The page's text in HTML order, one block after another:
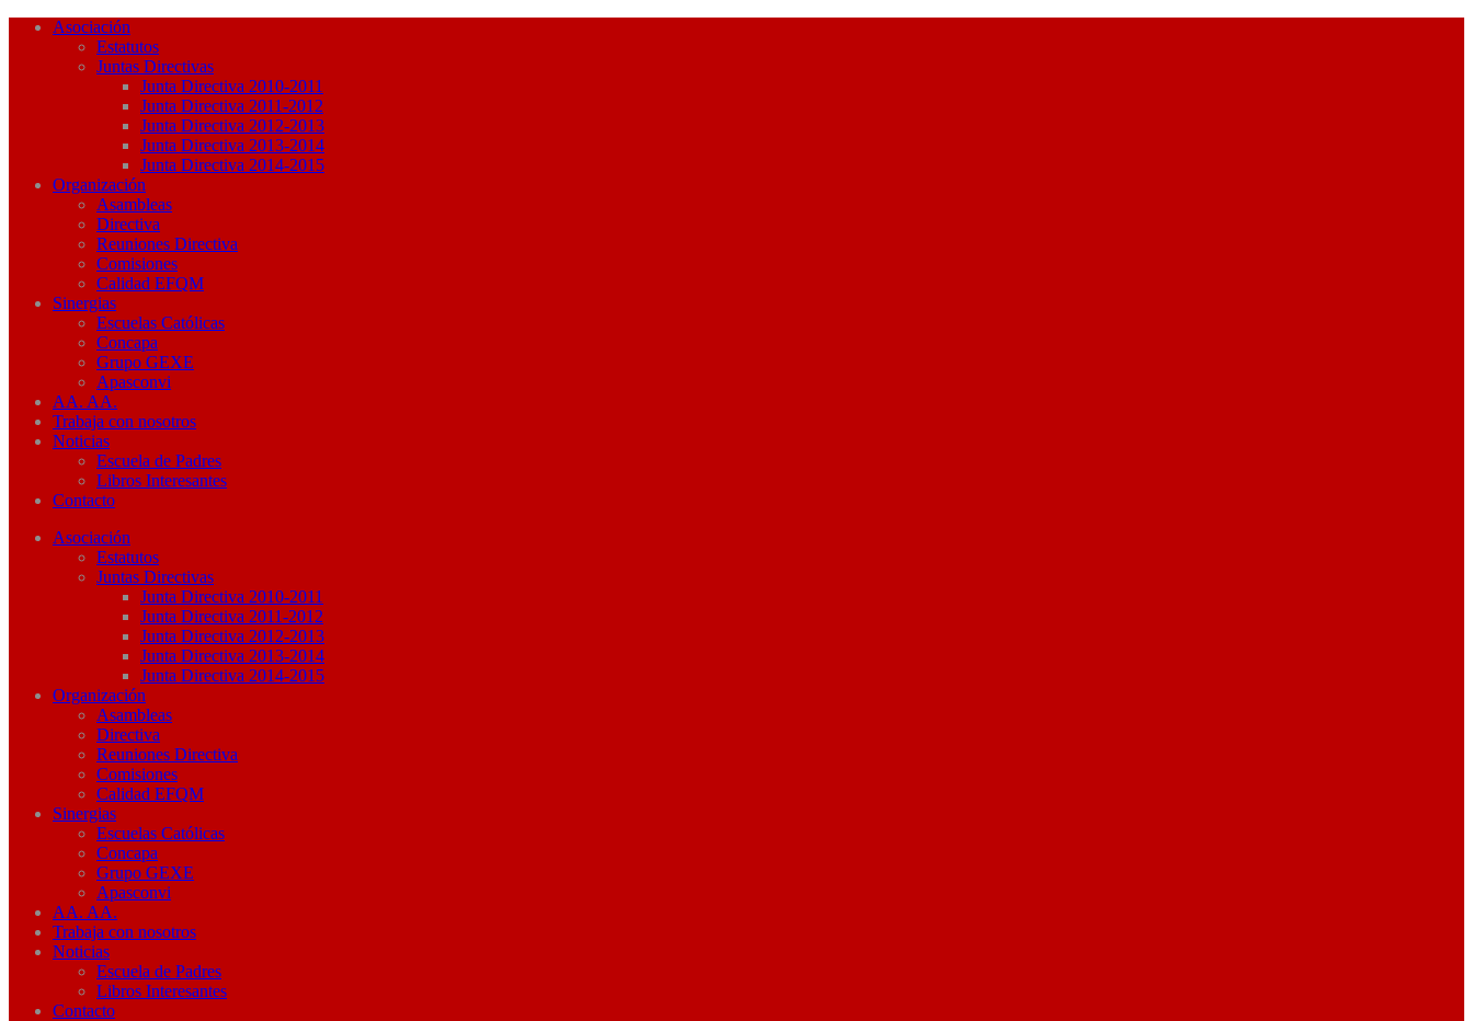
Asociación
Estatutos
Juntas Directivas
Junta Directiva 2010-2011
Junta Directiva 2011-2012
Junta Directiva 2012-2013
Junta Directiva 2013-2014
Junta Directiva 2014-2015
Organización
Asambleas
Directiva
Reuniones Directiva
Comisiones
Calidad EFQM
Sinergias
Escuelas Católicas
Concapa
Grupo GEXE
Apasconvi
AA. AA.
Trabaja con nosotros
Noticias
Escuela de Padres
Libros Interesantes
Contacto
Asociación
Estatutos
Juntas Directivas
Junta Directiva 2010-2011
Junta Directiva 2011-2012
Junta Directiva 2012-2013
Junta Directiva 2013-2014
Junta Directiva 2014-2015
Organización
Asambleas
Directiva
Reuniones Directiva
Comisiones
Calidad EFQM
Sinergias
Escuelas Católicas
Concapa
Grupo GEXE
Apasconvi
AA. AA.
Trabaja con nosotros
Noticias
Escuela de Padres
Libros Interesantes
Contacto